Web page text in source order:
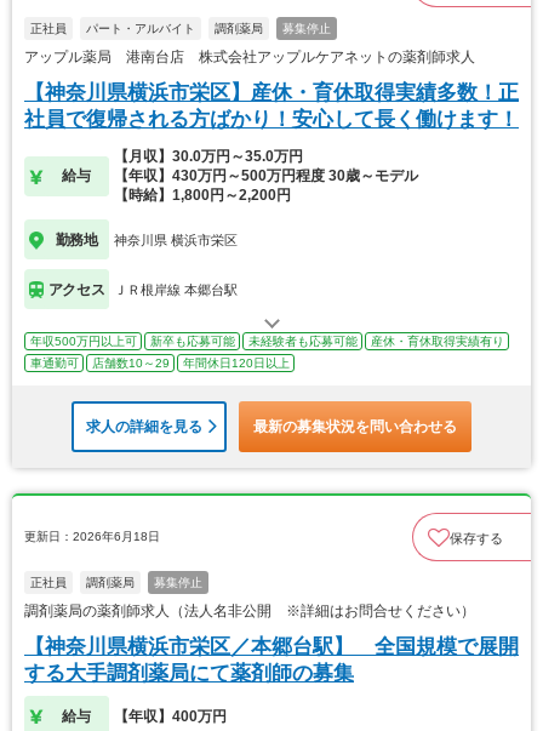
正社員 パート・アルバイト 調剤薬局 募集停止
アップル薬局 港南台店 株式会社アップルケアネットの薬剤師求人
【神奈川県横浜市栄区】産休・育休取得実績多数！正
社員で復帰される方ばかり！安心して長く働けます！
給与
【月収】30.0万円～35.0万円
【年収】430万円～500万円程度 30歳～モデル
【時給】1,800円～2,200円
勤務地 神奈川県 横浜市栄区
アクセス ＪＲ根岸線 本郷台駅
年収500万円以上可 新卒も応募可能 未経験者も応募可能
産休・育休取得実績有り
車通勤可
店舗数10～29 年間休日120日以上
求人の詳細を見る 最新の募集状況を問い合わせる
更新日：2026年6月18日 保存する
正社員 調剤薬局 募集停止
調剤薬局の薬剤師求人（法人名非公開 ※詳細はお問合せください）
【神奈川県横浜市栄区／本郷台駅】 全国規模で展開
する大手調剤薬局にて薬剤師の募集
給与 【年収】400万円